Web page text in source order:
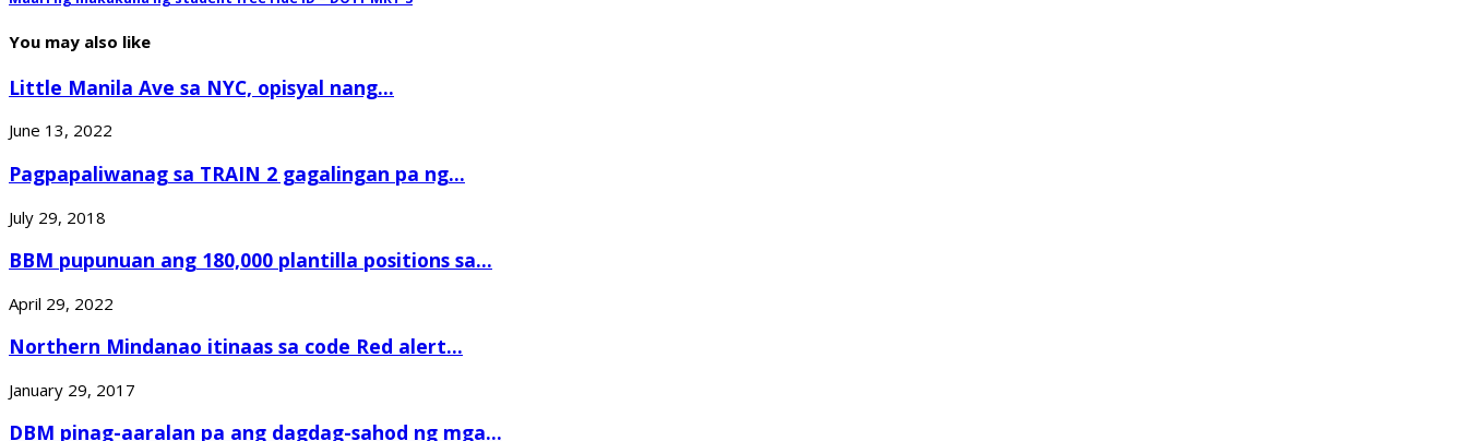
You may also like
Little Manila Ave sa NYC, opisyal nang...
June 13, 2022
Pagpapaliwanag sa TRAIN 2 gagalingan pa ng...
July 29, 2018
BBM pupunuan ang 180,000 plantilla positions sa...
April 29, 2022
Northern Mindanao itinaas sa code Red alert...
January 29, 2017
DBM pinag-aaralan pa ang dagdag-sahod ng mga...